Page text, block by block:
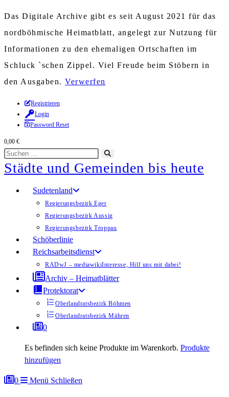
Das Digitale Archive gibt es seit August 2021 für das
nordböhmische Heimatblatt, angelegt zur Nutzung für
Informationen zu den ehemaligen Ortschaften im
Schluck `schen Zippel. Viel Freude beim Stöbern in
den Ausgaben. Verwerfen
Zum
Inhalt
springen
Registrieren
Login
Password Reset
0,00 €
Diese
Website
durchsuchen
starten
Städte und Gemeinden bis heute
Sudetenland
Regierungsbezirk Eger
Regierungsbezirk Aussig
Regierungsbezirk Troppau
Schöberlinie
Reichsarbeitsdienst
RADwJ – mediawikiInteresse, Hilf uns mit dabei!
Archiv – Heimatblätter
Protektorat
Oberlandratsbezirk Böhmen
Oberlandratsbezirk Mähren
0
Es befinden sich keine Produkte im Warenkorb. Produkte
hinzufügen
0 Menü Schließen